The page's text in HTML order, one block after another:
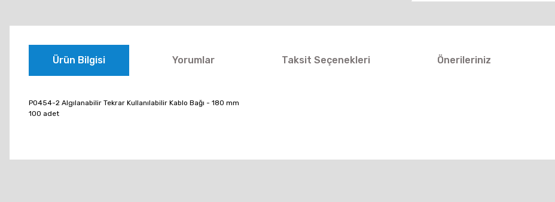
Ürün Bilgisi Yorumlar Taksit Seçenekleri Önerileriniz
P0454-2 Algılanabilir Tekrar Kullanılabilir Kablo Bağı - 180 mm
100 adet